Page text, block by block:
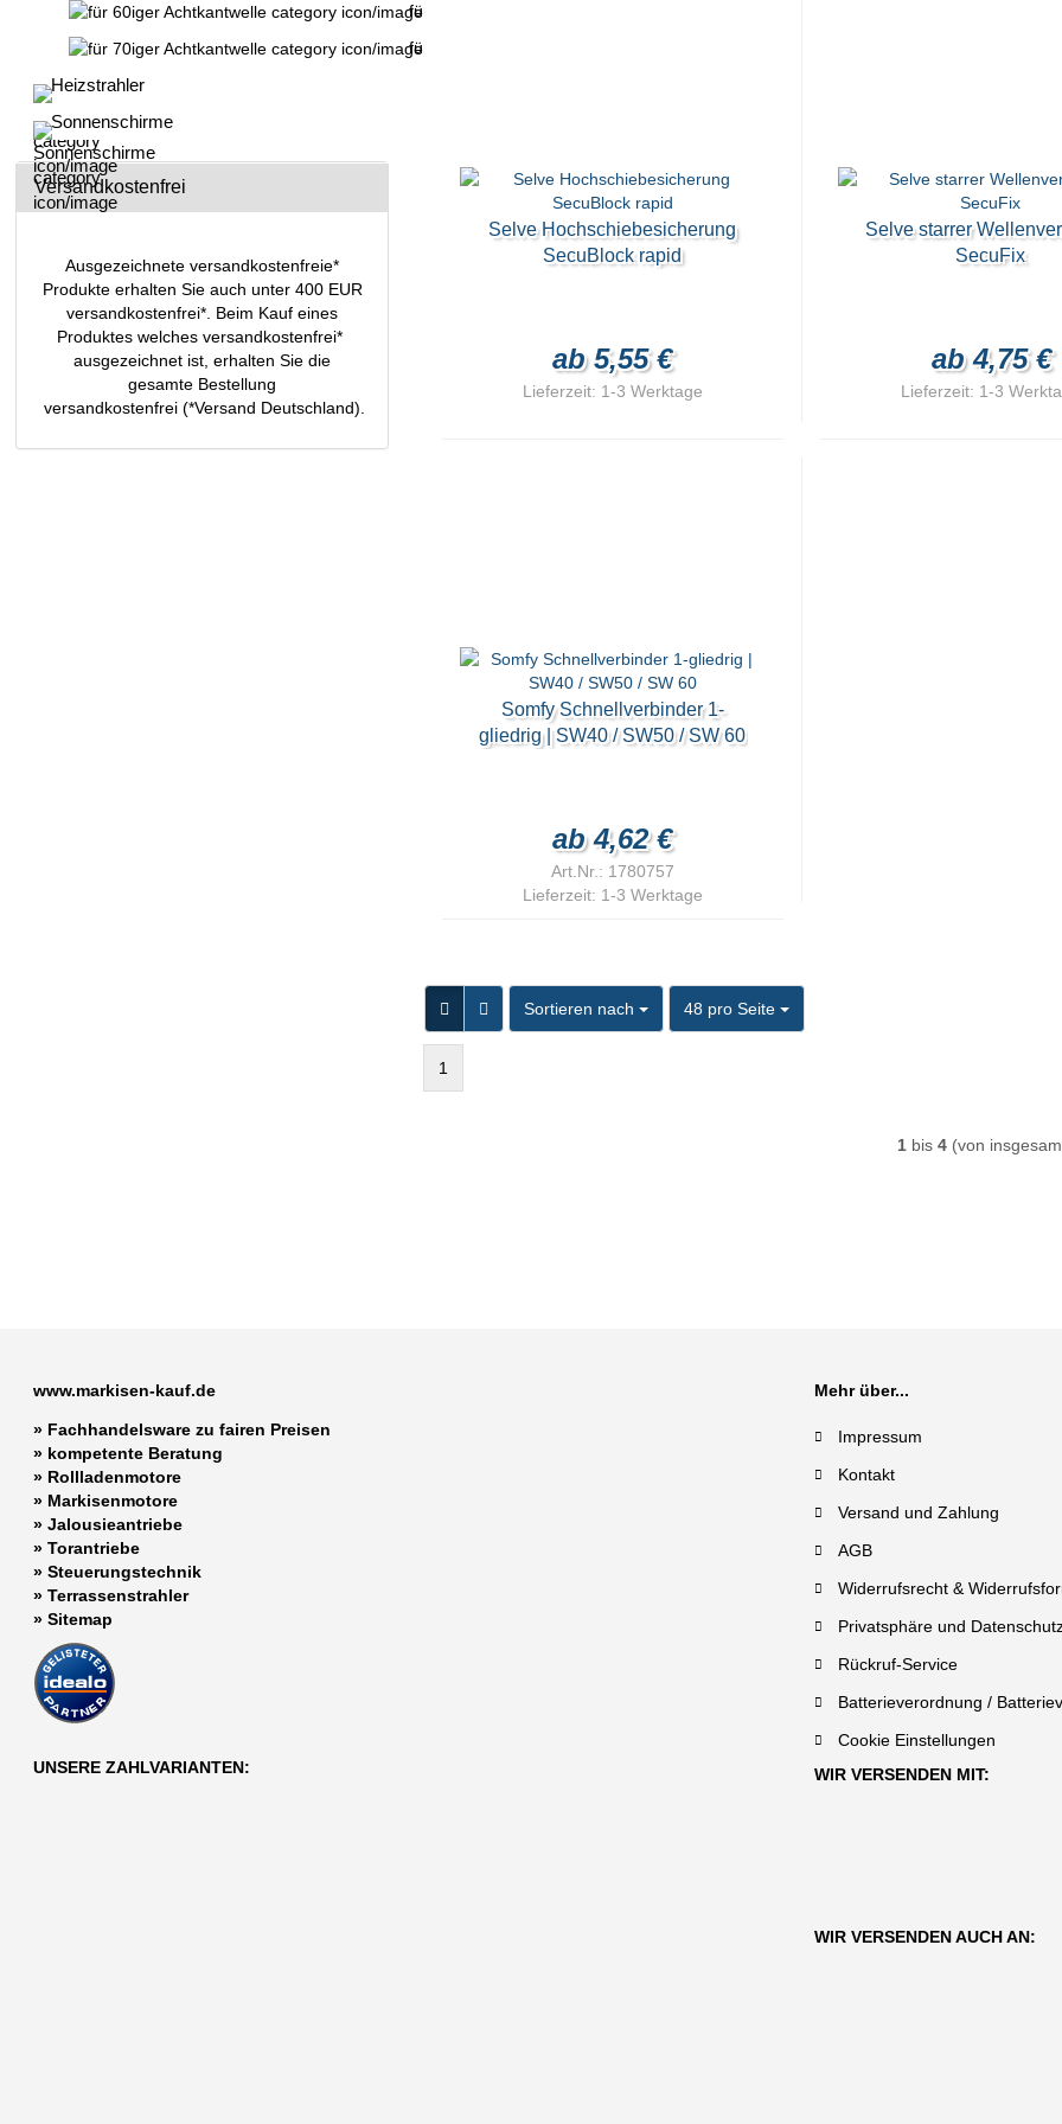
Selve Hochschiebesicherung
SecuBlock rapid
ab 5,55 €
Lieferzeit: 1-3 Werktage
Selve starrer
SecuFix
ab 4,75 €
Lieferzeit: 1-3
Somfy Schnellverbinder 1-
gliedrig | SW40 / SW50 / SW 60
ab 4,62 €
Art.Nr.: 1780757
Lieferzeit: 1-3 Werktage
Sortieren nach
Sortieren nach 48 pro Seite
pro Seite
1
1bis 4(von
für 60iger Achtkantwelle
für 70iger Achtkantwelle
Heizstrahler
Sonnenschirme
Versandkostenfrei
Ausgezeichnete versandkostenfreie*
Produkte erhalten Sie auch unter 400 EUR
versandkostenfrei*. Beim Kauf eines
Produktes welches versandkostenfrei*
ausgezeichnet ist, erhalten Sie die
gesamte Bestellung
versandkostenfrei (*Versand Deutschland).
www.markisen-kauf.de
» Fachhandelsware zu fairen Preisen
» kompetente Beratung
» Rollladenmotore
» Markisenmotore
»Jalousieantriebe
»Torantriebe
» Steuerungstechnik
»Terrassenstrahler
»Sitemap
Mehr über...
Impressum
Kontakt
Versand und Zahlung
AGB
Widerrufsrecht &
Privatsphäre und
Rückruf-Service
Batterieverordnung /
Cookie Einstellungen
UNSERE ZAHLVARIANTEN:
WIR VERSENDEN MIT:
WIR VERSENDEN AUCH AN: